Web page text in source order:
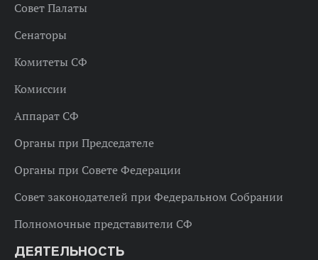
Совет Палаты
Сенаторы
Комитеты СФ
Комиссии
Аппарат СФ
Органы при Председателе
Органы при Совете Федерации
Совет законодателей при Федеральном Собрании
Полномочные представители СФ
ДЕЯТЕЛЬНОСТЬ